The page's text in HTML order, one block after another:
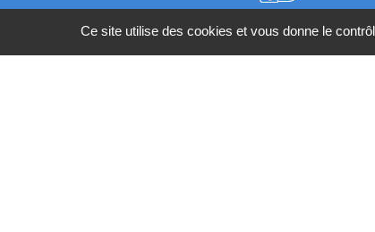
Meilleurs prix du web
Ce site utilise des cookies et vous donne le